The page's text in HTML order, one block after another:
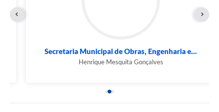
Secretaria Municipal de Obras, Engenharia e...
Henrique Mesquita Gonçalves